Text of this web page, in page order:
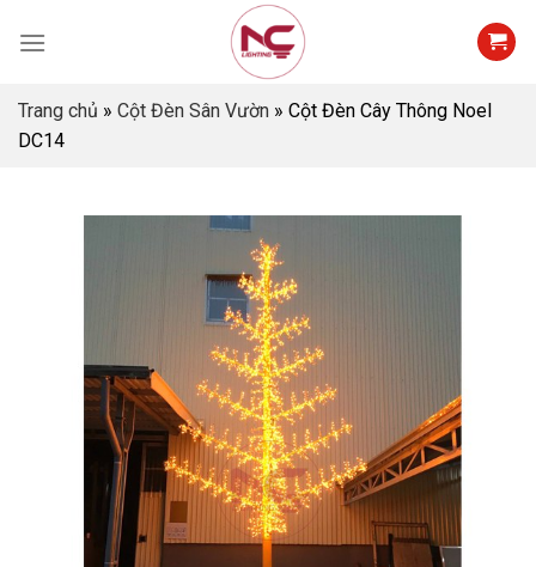
Trang chủ » Cột Đèn Sân Vườn » Cột Đèn Cây Thông Noel
DC14